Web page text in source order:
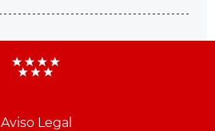
Aviso Legal